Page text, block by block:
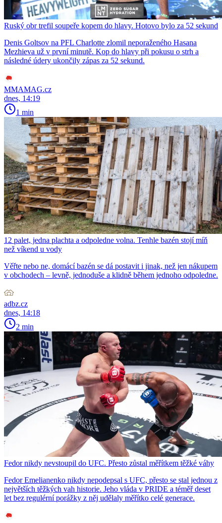
Ruský obr trefil soupeře kopem do hlavy. Hotovo bylo za 52 sekund
Denis Goltsov na PFL Charlotte zlomil neporaženého Hasana
Mezhieva už v první minutě. Kop do hlavy při pokusu o strh a
následné údery ukončily zápas za 52 sekund.
MMAMAG.cz
dnes, 14:19
1 min
12 palet, jedna plachta a odpoledne volna. Tenhle bazén stojí míň
než víkend u vody
Věřte nebo ne, domácí bazén se dá postavit i jinak, než jen nákupem
v obchodech – levně, jednoduše a klidně během jednoho odpoledne.
adbz.cz
dnes, 14:18
2 min
Fedor nikdy nevstoupil do UFC. Přesto zůstal měřítkem těžké váhy
Fedor Emelianenko nikdy nepodepsal s UFC, přesto se stal jednou z
největších těžkých vah historie. Jeho vláda v PRIDE a téměř deset
let bez regulérní porážky z něj udělaly měřítko celé generace.